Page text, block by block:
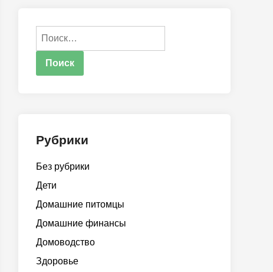
Найти:
Рубрики
Без рубрики
Дети
Домашние питомцы
Домашние финансы
Домоводство
Здоровье